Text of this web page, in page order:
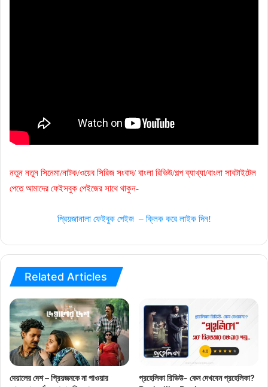
নতুন নতুন সিনেমা/নাটক/ওয়েব সিরিজ সংবাদ/ বাংলা রিভিউ/গল্প ব্যাখ্যা/বাংলা সাবটাইটেল
পেতে আমাদের ফেইসবুক পেইজের সাথে থাকুন-
প্রিয়জানালা ফেইবুক পেইজ – ক্লিক করে লাইক দিন!
Related Articles
দেয়ালের দেশ – প্রিয়জনকে না পাওয়ার
প্রহেলিকা রিভিউ- কেন দেখবেন প্রহেলিকা?